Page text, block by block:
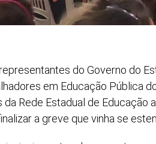
do Governo do
em Educação Pública
Rede Estadual de Educação
a greve que vinha se